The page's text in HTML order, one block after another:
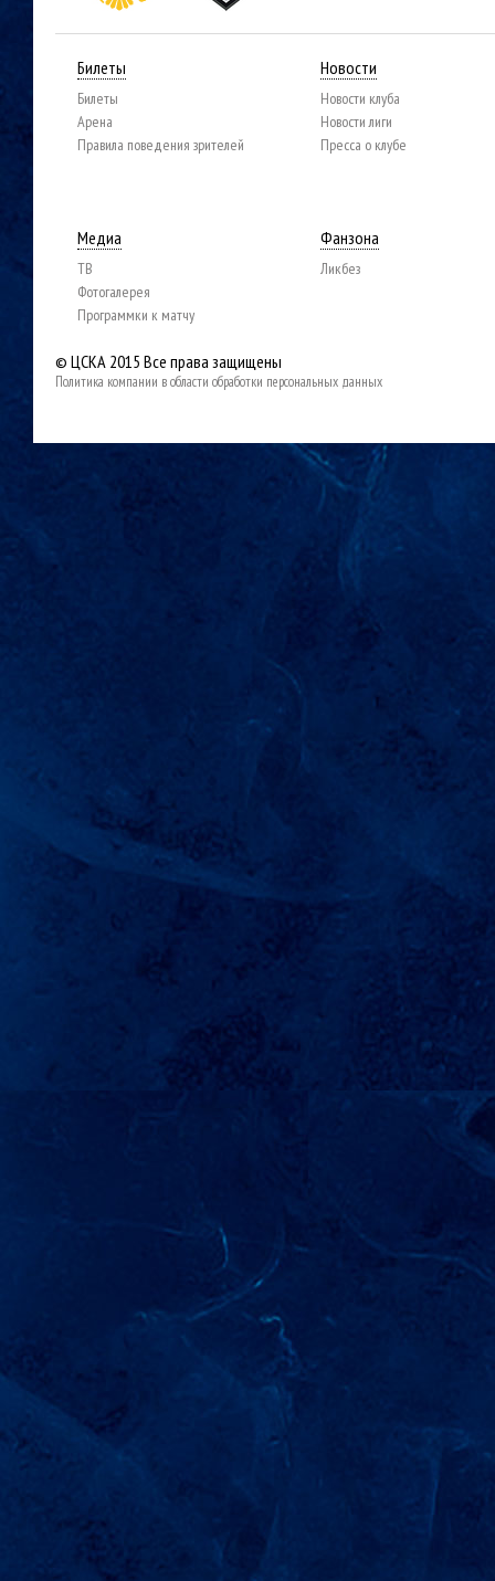
Билеты
Билеты
Арена
Правила поведения зрителей
Новости
Новости клуба
Новости лиги
Пресса о клубе
Медиа
ТВ
Фотогалерея
Программки к матчу
Фанзона
Ликбез
© ЦСКА 2015 Все права защищены
Политика компании в области обработки персональных данных